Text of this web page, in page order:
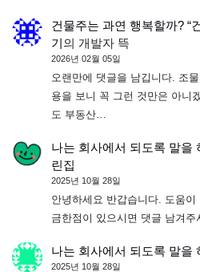
건물주는 과연 행복할까? “
기의 개발자 뜩
2026년 02월 05일
오랜만에 댓글을 남깁니다. 조
용을 보니 꼭 그런 것만은 아니
도 부동산…
나는 회사에서 되도록 말을
린집
2025년 10월 28일
안녕하세요 반갑습니다. 도움
금한점이 있으시면 댓글 남겨주
나는 회사에서 되도록 말을
2025년 10월 28일